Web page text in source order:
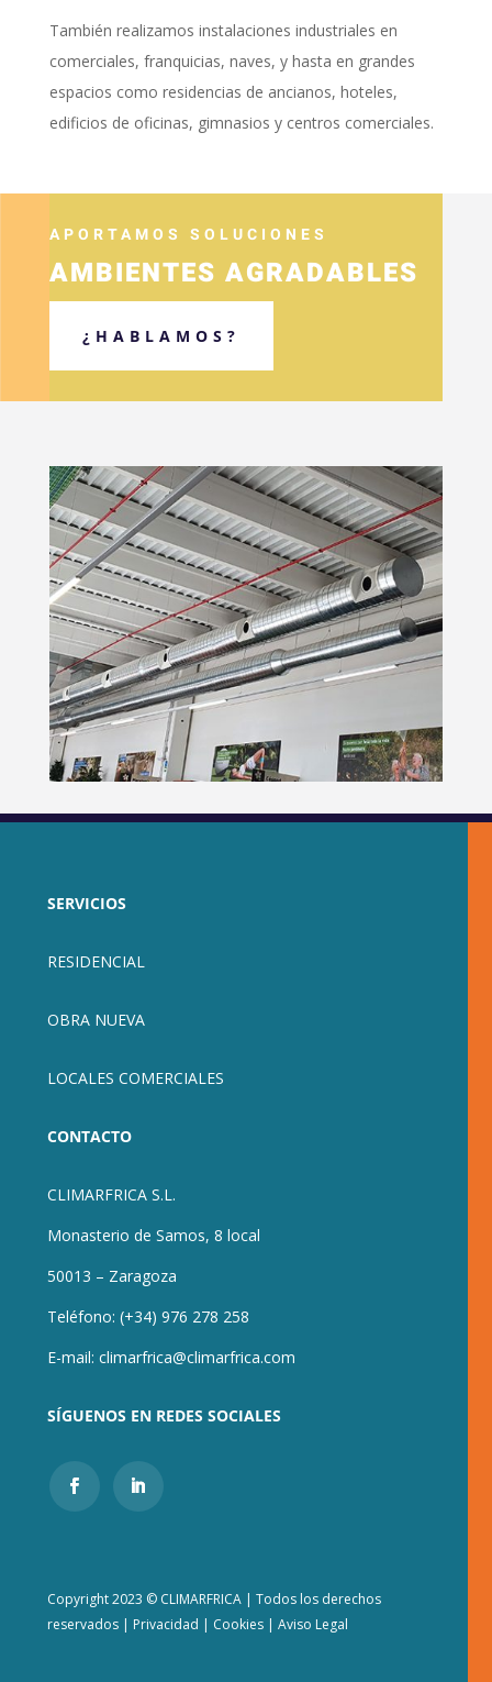
También realizamos instalaciones industriales en
comerciales, franquicias, naves, y hasta en grandes
espacios como residencias de ancianos, hoteles,
edificios de oficinas, gimnasios y centros comerciales.
APORTAMOS SOLUCIONES
AMBIENTES AGRADABLES
¿HABLAMOS?
SERVICIOS
RESIDENCIAL
OBRA NUEVA
LOCALES COMERCIALES
CONTACTO
CLIMARFRICA S.L.
Monasterio de Samos, 8 local
50013 – Zaragoza
Teléfono: (+34) 976 278 258
E-mail: climarfrica@climarfrica.com
SÍGUENOS EN REDES SOCIALES
Copyright 2023 © CLIMARFRICA | Todos los derechos
reservados | Privacidad | Cookies | Aviso Legal